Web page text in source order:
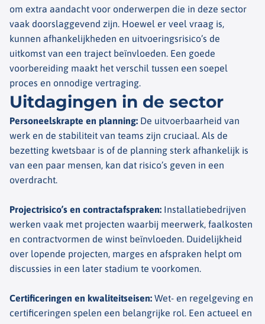
om extra aandacht voor onderwerpen die in deze sector
vaak doorslaggevend zijn. Hoewel er veel vraag is,
kunnen afhankelijkheden en uitvoeringsrisico’s de
uitkomst van een traject beïnvloeden. Een goede
voorbereiding maakt het verschil tussen een soepel
proces en onnodige vertraging.
Uitdagingen in de sector​
Personeelskrapte en planning: De uitvoerbaarheid van
werk en de stabiliteit van teams zijn cruciaal. Als de
bezetting kwetsbaar is of de planning sterk afhankelijk is
van een paar mensen, kan dat risico’s geven in een
overdracht.
Projectrisico’s en contractafspraken: Installatiebedrijven
werken vaak met projecten waarbij meerwerk, faalkosten
en contractvormen de winst beïnvloeden. Duidelijkheid
over lopende projecten, marges en afspraken helpt om
discussies in een later stadium te voorkomen.
Certificeringen en kwaliteitseisen: Wet- en regelgeving en
certificeringen spelen een belangrijke rol. Een actueel en